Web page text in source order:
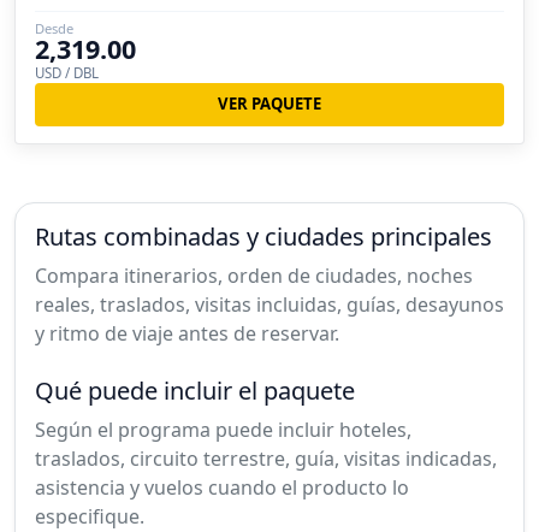
Desde
2,319.00
USD / DBL
VER PAQUETE
Rutas combinadas y ciudades principales
Compara itinerarios, orden de ciudades, noches
reales, traslados, visitas incluidas, guías, desayunos
y ritmo de viaje antes de reservar.
Qué puede incluir el paquete
Según el programa puede incluir hoteles,
traslados, circuito terrestre, guía, visitas indicadas,
asistencia y vuelos cuando el producto lo
especifique.